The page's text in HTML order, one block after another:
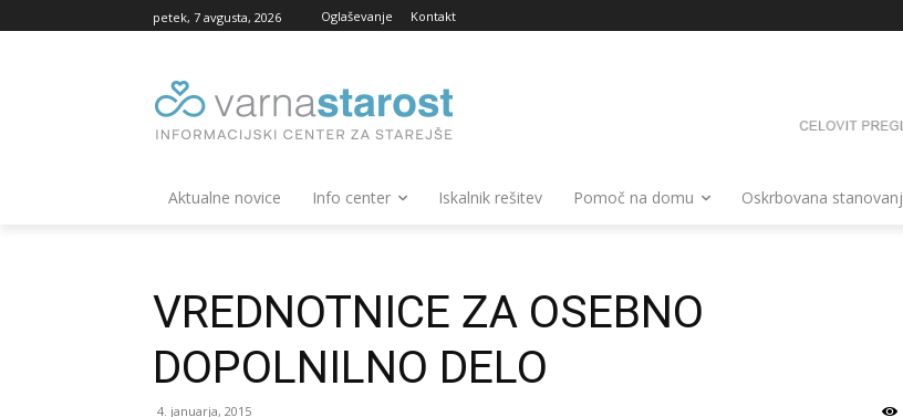
petek, 7 avgusta, 2026 Oglaševanje Kontakt
Aktualne novice Info center Iskalnik rešitev Pomoč na domu Oskrbovana
VREDNOTNICE ZA OSEBNO
DOPOLNILNO DELO
4. januarja, 2015